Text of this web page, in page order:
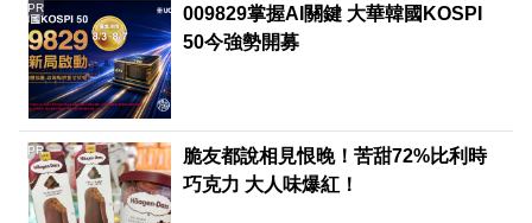
009829掌握AI關鍵 大華韓國KOSPI
50今強勢開募
PR
脆友都說相見恨晚！苦甜72%比利時
巧克力 大人味爆紅！
PR